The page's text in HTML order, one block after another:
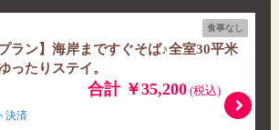
食事なし
ラン】海岸まですぐそば♪全室30平米
ったりステイ。
合計 ￥35,200(税込)
決済